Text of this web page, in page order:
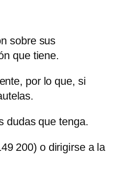
sobre sus
que tiene.
por lo que, si
dudas que tenga.
200) o dirigirse a la